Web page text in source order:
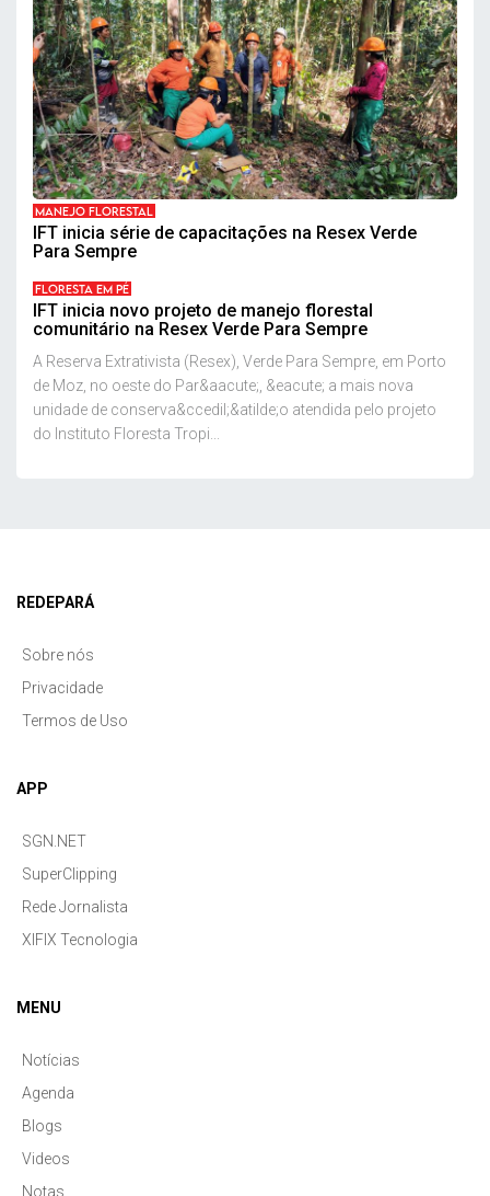
MANEJO FLORESTAL
IFT inicia série de capacitações na Resex Verde
Para Sempre
FLORESTA EM PÉ
IFT inicia novo projeto de manejo florestal
comunitário na Resex Verde Para Sempre
A Reserva Extrativista (Resex), Verde Para Sempre, em Porto
de Moz, no oeste do Par&aacute;, &eacute; a mais nova
unidade de conserva&ccedil;&atilde;o atendida pelo projeto
do Instituto Floresta Tropi...
REDEPARÁ
Sobre nós
Privacidade
Termos de Uso
APP
SGN.NET
SuperClipping
Rede Jornalista
XIFIX Tecnologia
MENU
Notícias
Agenda
Blogs
Videos
Notas